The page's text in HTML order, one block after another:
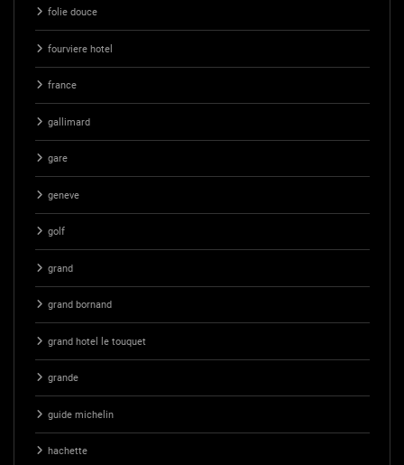
folie douce
fourviere hotel
france
gallimard
gare
geneve
golf
grand
grand bornand
grand hotel le touquet
grande
guide michelin
hachette